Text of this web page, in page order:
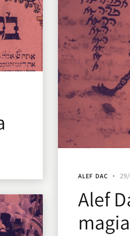
ALEF DAC
Alef
magia